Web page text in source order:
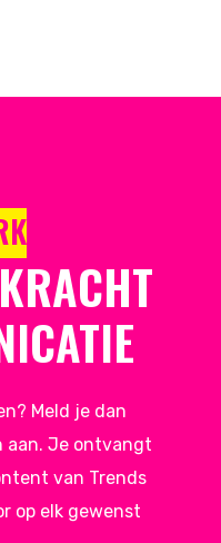
Meld je dan
aan. Je ontvangt
van Trends
op elk gewenst